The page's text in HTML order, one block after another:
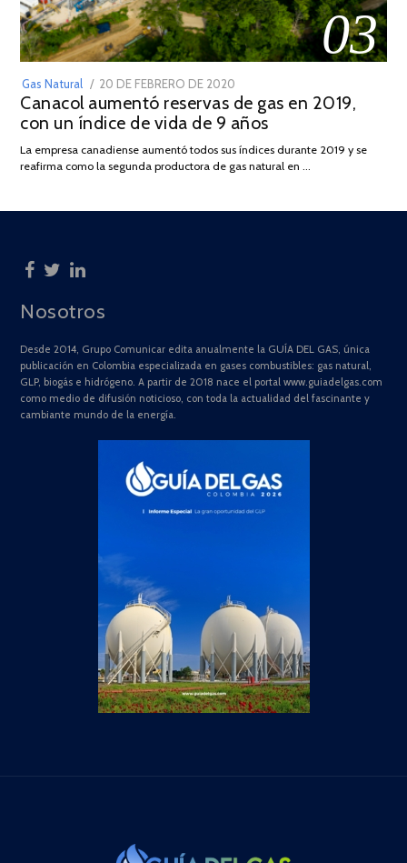
03
Gas Natural
POSTED
ON
20 DE FEBRERO DE 2020
DE
JULIO
2025
Canacol aumentó reservas de gas en 2019,
con un índice de vida de 9 años
La empresa canadiense aumentó todos sus índices durante 2019 y se
reafirma como la segunda productora de gas natural en …
Nosotros
Desde 2014, Grupo Comunicar edita anualmente la GUÍA DEL GAS, única
publicación en Colombia especializada en gases combustibles: gas natural,
GLP, biogás e hidrógeno. A partir de 2018 nace el portal www.guiadelgas.com
como medio de difusión noticioso, con toda la actualidad del fascinante y
cambiante mundo de la energía.